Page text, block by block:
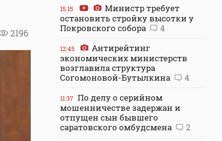
2196
15:15
Министр требует
остановить стройку высотки у
Покровского собора
4
12:45
Антирейтинг
экономических министерств
возглавила структура
Согомоновой-Бутылкина
4
11:37 По делу о серийном
мошенничестве задержан и
отпущен сын бывшего
саратовского омбудсмена
2